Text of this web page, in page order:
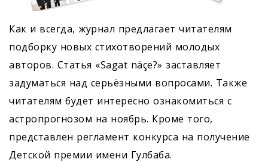
Как и всегда, журнал предлагает читателям
подборку новых стихотворений молодых
авторов. Статья «Sagat näçe?» заставляет
задуматься над серьёзными вопросами. Также
читателям будет интересно ознакомиться с
астропрогнозом на ноябрь. Кроме того,
представлен регламент конкурса на получение
Детской премии имени Гулбаба.